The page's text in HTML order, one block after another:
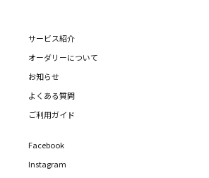
サービス紹介
オーダリーについて
お知らせ
よくある質問
ご利用ガイド
Facebook
Instagram